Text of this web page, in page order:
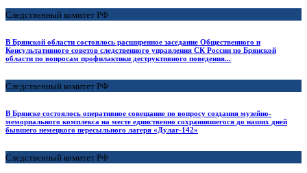
Следственный комитет РФ
В Брянской области состоялось расширенное заседание Общественного и
Консультативного советов следственного управления СК России по Брянской
области по вопросам профилактики деструктивного поведения...
Следственный комитет РФ
В Брянске состоялось оперативное совещание по вопросу создания музейно-
мемориального комплекса на месте единственно сохранившегося до наших дней
бывшего немецкого пересыльного лагеря «Дулаг-142»
Следственный комитет РФ